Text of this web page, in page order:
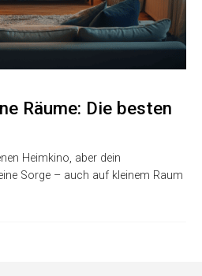
Räume: Die besten
Heimkino, aber dein
Sorge – auch auf kleinem Raum